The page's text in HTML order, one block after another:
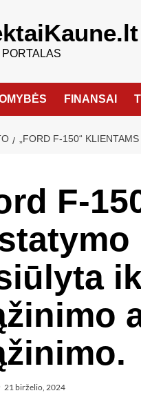
FINANSAI
„FORD F-150“
F-
21 birželio, 2024